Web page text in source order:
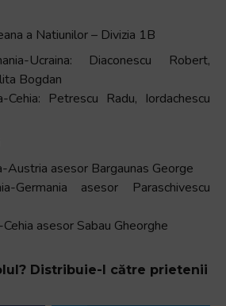
a Natiunilor – Divizia 1B
Ucraina: Diaconescu Robert,
Bogdan
Petrescu Radu, Iordachescu
asesor Bargaunas George
Germania asesor Paraschivescu
asesor Sabau Gheorghe
Distribuie-l către prietenii